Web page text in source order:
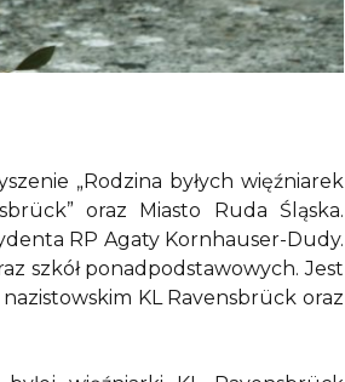
„Rodzina byłych więźniarek
oraz Miasto Ruda Śląska.
RP Agaty Kornhauser-Dudy.
szkół ponadpodstawowych. Jest
KL Ravensbrück oraz